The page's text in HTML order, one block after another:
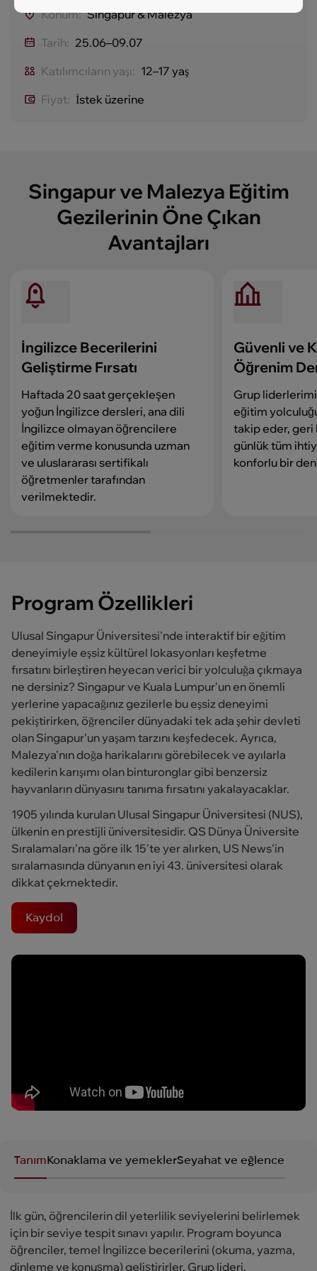
Konum: Singapur & Malezya
Tarih: 25.06–09.07
Katılımcıların yaşı: 12–17 yaş
Fiyat: İstek üzerine
Singapur ve Malezya Eğitim
Gezilerinin Öne Çıkan
Avantajları
İngilizce Becerilerini
Geliştirme Fırsatı
Haftada 20 saat gerçekleşen
yoğun İngilizce dersleri, ana dili
İngilizce olmayan öğrencilere
eğitim verme konusunda uzman
ve uluslararası sertifikalı
öğretmenler tarafından
verilmektedir.
Güvenli ve
Öğrenim
Grup
eğitim
takip eder, geri
günlük tüm
konforlu bir
Program Özellikleri
Ulusal Singapur Üniversitesi'nde interaktif bir eğitim
deneyimiyle eşsiz kültürel lokasyonları keşfetme
fırsatını birleştiren heyecan verici bir yolculuğa çıkmaya
ne dersiniz? Singapur ve Kuala Lumpur'un en önemli
yerlerine yapacağınız gezilerle bu eşsiz deneyimi
pekiştirirken, öğrenciler dünyadaki tek ada şehir devleti
olan Singapur'un yaşam tarzını keşfedecek. Ayrıca,
Malezya'nın doğa harikalarını görebilecek ve ayılarla
kedilerin karışımı olan binturonglar gibi benzersiz
hayvanların dünyasını tanıma fırsatını yakalayacaklar.
1905 yılında kurulan Ulusal Singapur Üniversitesi (NUS),
ülkenin en prestijli üniversitesidir. QS Dünya Üniversite
Sıralamaları'na göre ilk 15'te yer alırken, US News'in
sıralamasında dünyanın en iyi 43. üniversitesi olarak
dikkat çekmektedir.
Kaydol
TanımKonaklama ve yemeklerSeyahat ve eğlence
İlk gün, öğrencilerin dil yeterlilik seviyelerini belirlemek
için bir seviye tespit sınavı yapılır. Program boyunca
öğrenciler, temel İngilizce becerilerini (okuma, yazma,
dinleme ve konuşma) geliştirirler. Grup lideri,